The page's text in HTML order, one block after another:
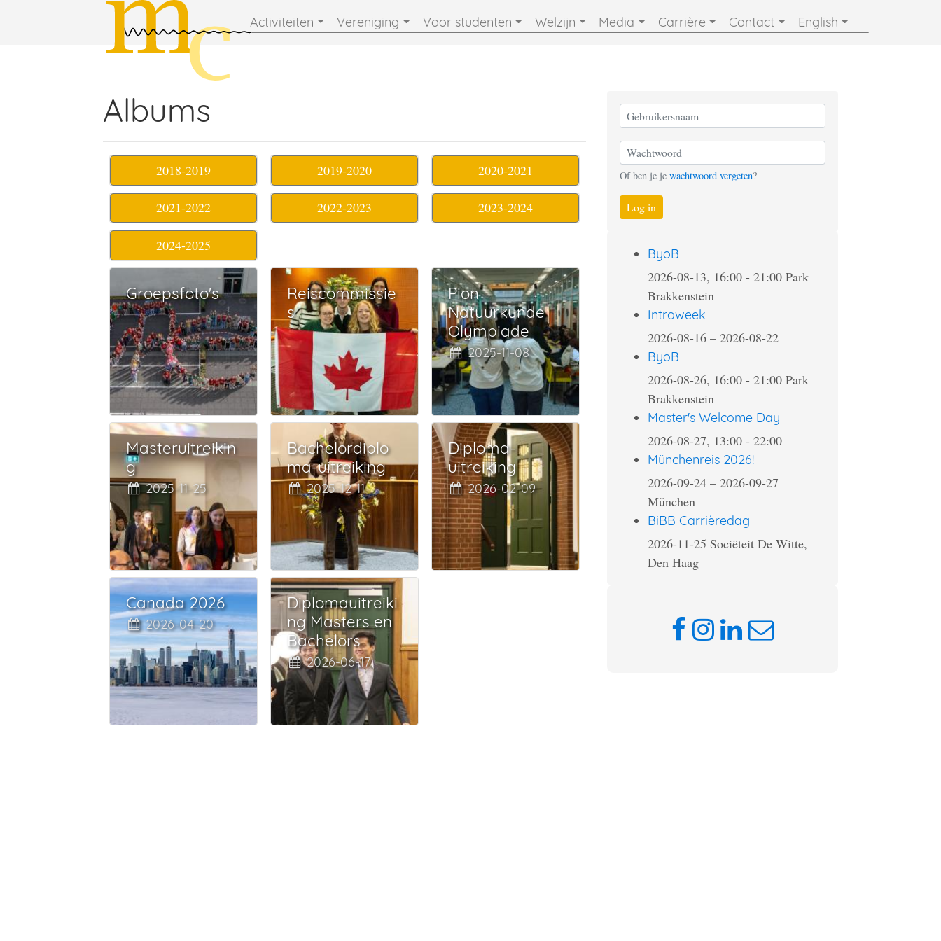
Activiteiten Vereniging Voor studenten Welzijn Media Carrière Contact English
Albums
2018-2019 2019-2020 2020-2021
2021-2022 2022-2023 2023-2024
2024-2025
Groepsfoto's
Reiscommissie
s
Pion
Natuurkunde
Olympiade
2025-11-08
Masteruitreikin
g
2025-11-25
Bachelordiplo
ma-uitreiking
2025-12-11
Diploma-
uitreiking
2026-02-09
Canada 2026
2026-04-20
Diplomauitreiki
ng Masters en
Bachelors
2026-06-17
Of ben je je wachtwoord vergeten?
Log in
ByoB
2026-08-13, 16:00 - 21:00 Park
Brakkenstein
Introweek
2026-08-16 – 2026-08-22
ByoB
2026-08-26, 16:00 - 21:00 Park
Brakkenstein
Master's Welcome Day
2026-08-27, 13:00 - 22:00
Münchenreis 2026!
2026-09-24 – 2026-09-27
München
BiBB Carrièredag
2026-11-25 Sociëteit De Witte,
Den Haag